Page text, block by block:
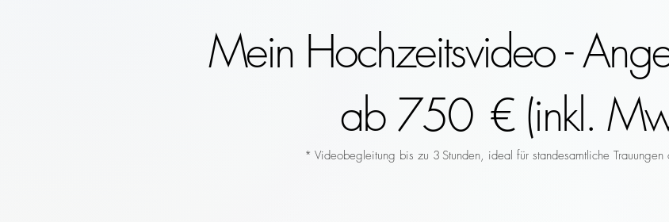
Mein Hochzeitsvideo -
ab 750 € (inkl.
* Videobegleitung bis zu 3 Stunden, ideal für standesamtliche Trauungen